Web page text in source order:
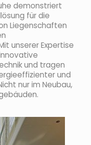
demonstriert
für die
Liegenschaften
unserer Expertise
und tragen
und
nur im Neubau,